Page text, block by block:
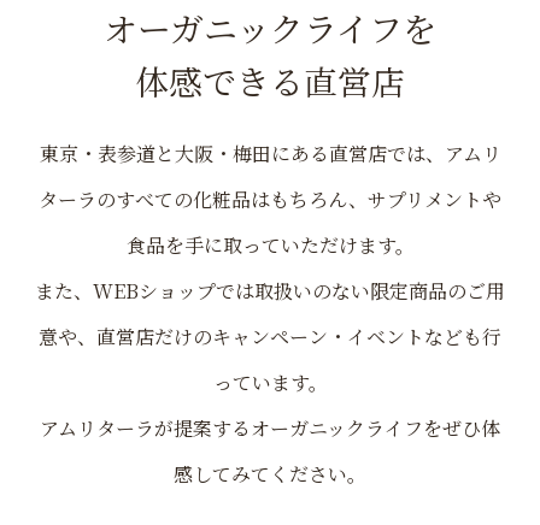
オーガニックライフを
体感できる直営店
東京・表参道と大阪・梅田にある直営店では、アムリ
ターラのすべての化粧品はもちろん、 サプリメントや
食品を手に取っていただけます。
また、WEBショップでは取扱いのない限定商品のご用
意や、 直営店だけのキャンペーン・イベントなども行
っています。
アムリターラが提案するオーガニックライフをぜひ体
感してみてください。